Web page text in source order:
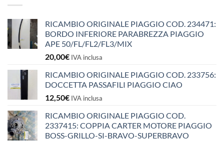
RICAMBIO ORIGINALE PIAGGIO COD. 234471:
BORDO INFERIORE PARABREZZA PIAGGIO
APE 50/FL/FL2/FL3/MIX
20,00€ IVA inclusa
RICAMBIO ORIGINALE PIAGGIO COD. 233756:
DOCCETTA PASSAFILI PIAGGIO CIAO
12,50€ IVA inclusa
RICAMBIO ORIGINALE PIAGGIO COD.
2337415: COPPIA CARTER MOTORE PIAGGIO
BOSS-GRILLO-SI-BRAVO-SUPERBRAVO